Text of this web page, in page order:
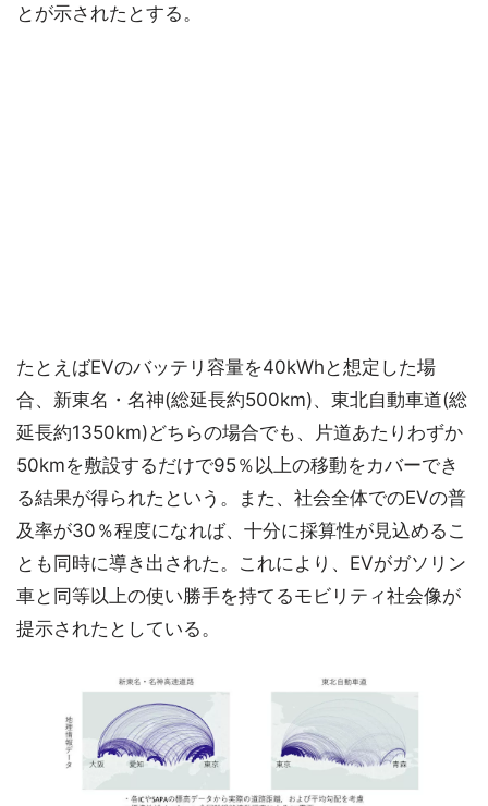
とが示されたとする。
たとえばEVのバッテリ容量を40kWhと想定した場
合、新東名・名神(総延長約500km)、東北自動車道(総
延長約1350km)どちらの場合でも、片道あたりわずか
50kmを敷設するだけで95％以上の移動をカバーでき
る結果が得られたという。また、社会全体でのEVの普
及率が30％程度になれば、十分に採算性が見込めるこ
とも同時に導き出された。これにより、EVがガソリン
車と同等以上の使い勝手を持てるモビリティ社会像が
提示されたとしている。